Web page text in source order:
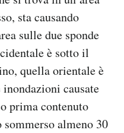
sta causando
sulle due sponde
è sotto il
quella orientale è
causate
prima contenuto
almeno 30